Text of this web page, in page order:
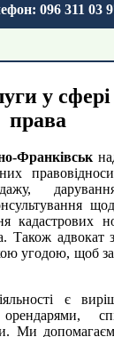
096 311 03
у сфері
права
Франківськ
кадастрових
Також адвокат
угодою, щоб
є
Ми